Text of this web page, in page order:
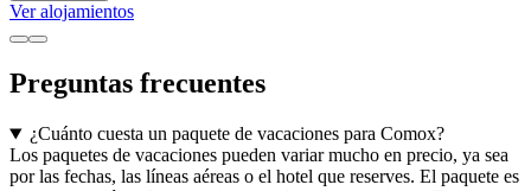
Ver alojamientos
Preguntas frecuentes
¿Cuánto cuesta un paquete de vacaciones para Comox?
Los paquetes de vacaciones pueden variar mucho en precio, ya sea
por las fechas, las líneas aéreas o el hotel que reserves. El paquete es